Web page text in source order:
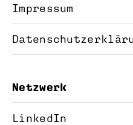
Impressum
Netzwerk
LinkedIn